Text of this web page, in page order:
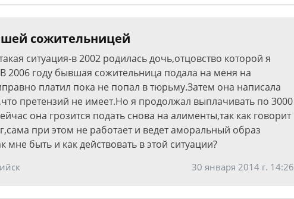
сожительницей
ситуация-в 2002 родилась дочь,отцовство которой я
2006 году бывшая сожительница подала на меня на
платил пока не попал в тюрьму.Затем она написала
претензий не имеет.Но я продолжал выплачивать по 3000
она грозится подать снова на алименты,так как говорит
при этом не работает и ведет аморальный образ
мне быть и как действовать в этой ситуации?
30 января 2014 г. 14:26